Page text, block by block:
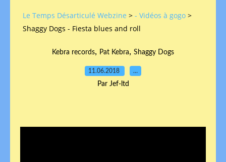
Le Temps Désarticulé Webzine > - Vidéos à gogo >
Shaggy Dogs - Fiesta blues and roll
Kebra records, Pat Kebra, Shaggy Dogs
11.06.2018 …
Par Jef-ltd